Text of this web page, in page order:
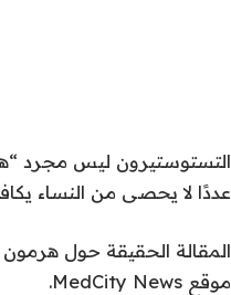
التستوستيرون ليس مجرد
عددًا لا يحصى من النساء
المقالة الحقيقة حول
موقع MedCity News.